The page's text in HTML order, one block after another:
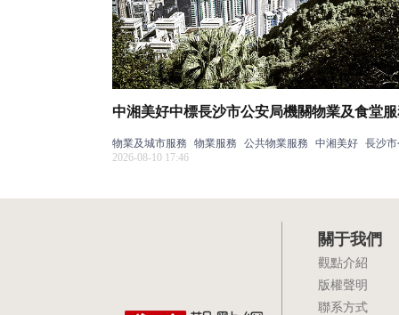
中湘美好中標長沙市公安局機關物業及食堂
物業及城市服務 物業服務 公共物業服務 中湘美好 長沙
2026-08-10 17:46
關于我們
觀點介紹
版權聲明
聯系方式